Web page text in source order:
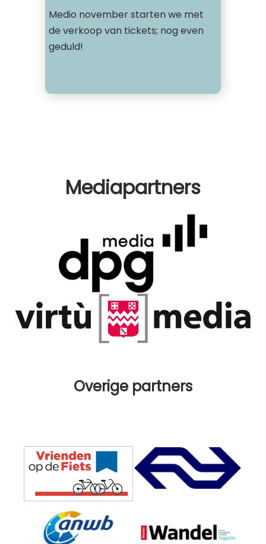
Medio november starten we met
de verkoop van tickets; nog even
geduld!
Mediapartners
Overige partners